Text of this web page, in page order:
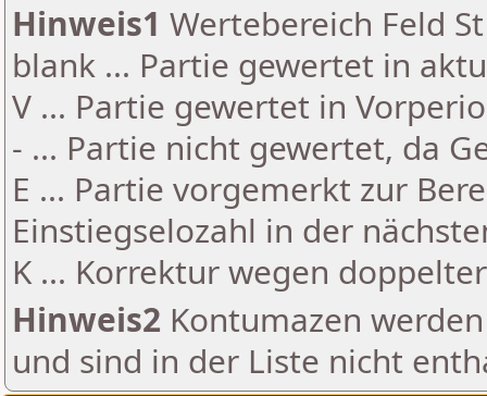
Hinweis1 Wertebereich Feld
blank ... Partie gewertet in
V ... Partie gewertet in
- ... Partie nicht gewertet, da
E ... Partie vorgemerkt zur
Einstiegselozahl in der
K ... Korrektur wegen
Hinweis2 Kontumazen
und sind in der Liste nicht